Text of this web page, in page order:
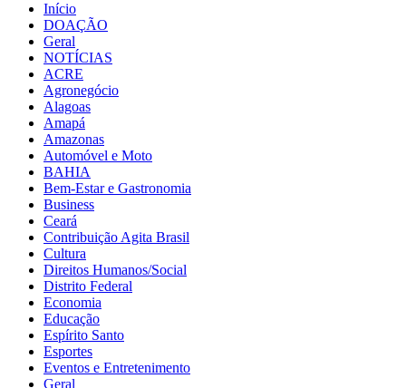
Início
DOAÇÃO
Geral
NOTÍCIAS
ACRE
Agronegócio
Alagoas
Amapá
Amazonas
Automóvel e Moto
BAHIA
Bem-Estar e Gastronomia
Business
Ceará
Contribuição Agita Brasil
Cultura
Direitos Humanos/Social
Distrito Federal
Economia
Educação
Espírito Santo
Esportes
Eventos e Entretenimento
Geral